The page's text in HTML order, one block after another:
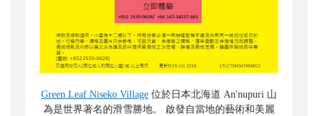
Green Leaf Niseko Village 位於日本北海道 An'nupuri 山
為是世界著名的滑雪勝地。 啟發自當地的藝術和美麗